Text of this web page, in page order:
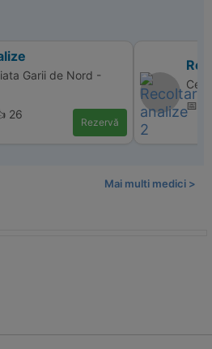
Garii de Nord -
26
Rezervă
📅
Mai multi medici >